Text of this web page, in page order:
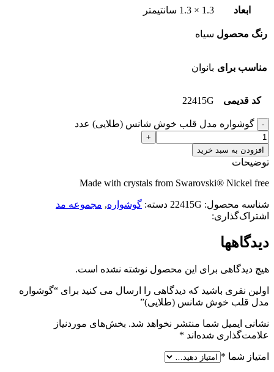
ابعاد 1.3 × 1.3 سانتیمتر
رنگ محصول سیاه
مناسب برای بانوان
کد قدیمی 22415G
گوشواره مدل قلب خوش شانس (طلایی) عدد
افزودن به سبد خرید
توضیحات
Made with crystals from Swarovski® Nickel free
شناسه محصول: 22415G دسته: گوشواره, مجموعه مد
اشتراک‌گذاری:
دیدگاهها
هیچ دیدگاهی برای این محصول نوشته نشده است.
اولین نفری باشید که دیدگاهی را ارسال می کنید برای “گوشواره
مدل قلب خوش شانس (طلایی)”
نشانی ایمیل شما منتشر نخواهد شد. بخش‌های موردنیاز
علامت‌گذاری شده‌اند *
امتیاز شما *